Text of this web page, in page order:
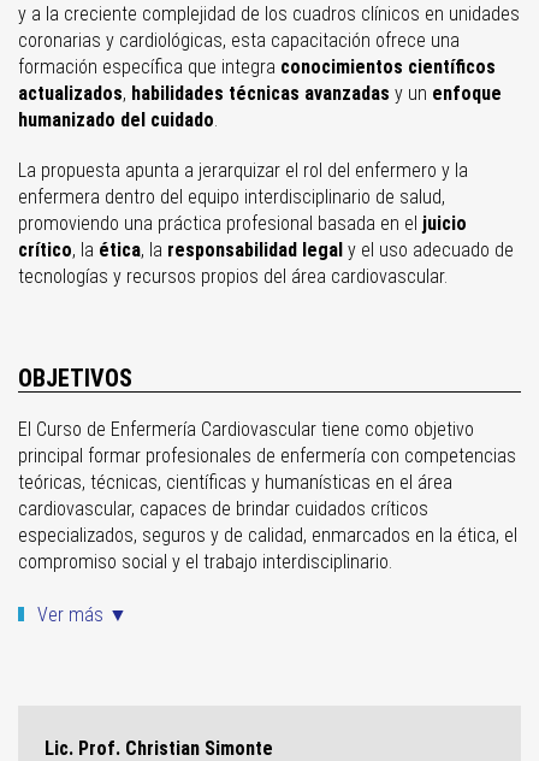
y a la creciente complejidad de los cuadros clínicos en unidades
coronarias y cardiológicas, esta capacitación ofrece una
formación específica que integra conocimientos científicos
actualizados, habilidades técnicas avanzadas y un enfoque
humanizado del cuidado
La propuesta apunta a jerarquizar el rol del enfermero y la
enfermera dentro del equipo interdisciplinario de salud,
promoviendo una práctica profesional basada en el juicio
crítico, la ética, la responsabilidad legal y el uso adecuado de
tecnologías y recursos propios del área cardiovascular.
OBJETIVOS
El Curso de Enfermería Cardiovascular tiene como objetivo
principal formar profesionales de enfermería con competencias
teóricas, técnicas, científicas y humanísticas en el área
cardiovascular, capaces de brindar cuidados críticos
especializados, seguros y de calidad, enmarcados en la ética, el
compromiso social y el trabajo interdisciplinario.
Ver más ▼
Lic. Prof. Christian Simonte